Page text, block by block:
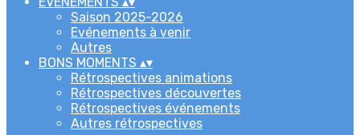
Saison 2025-2026
Evénements à venir
Autres
BONS MOMENTS ▴▾
Rétrospectives animations
Rétrospectives découvertes
Rétrospectives événements
Autres rétrospectives